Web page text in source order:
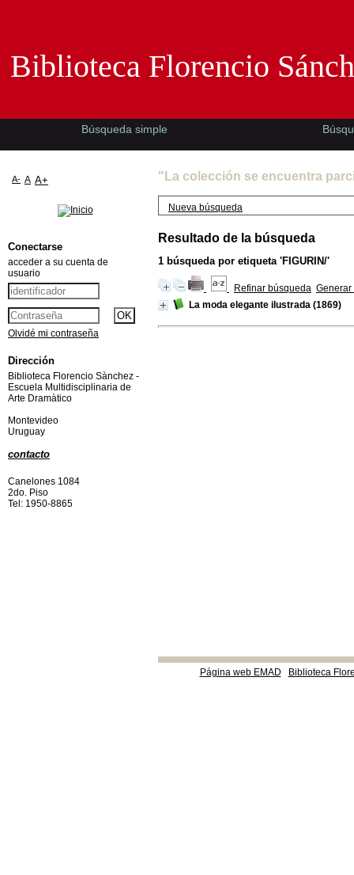
"La colección se encuentra
Nueva búsqueda
Resultado de la búsqueda
1 búsqueda por etiqueta 'FIGURIN/'
Refinar búsqueda Generar
La moda elegante ilustrada (1869)
Página web EMAD Biblioteca
Biblioteca Florencio
Búsqueda simple
A- A A+
Conectarse
acceder a su cuenta de
usuario
Olvidé mi contraseña
Dirección
Biblioteca Florencio Sànchez -
Escuela Multidisciplinaria de
Arte Dramàtico
Montevideo
Uruguay
contacto
Canelones 1084
2do. Piso
Tel: 1950-8865